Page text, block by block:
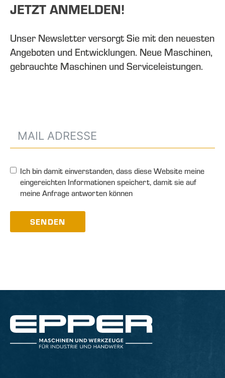
JETZT ANMELDEN!
Unser Newsletter versorgt Sie mit den neuesten
Angeboten und Entwicklungen. Neue Maschinen,
gebrauchte Maschinen und Serviceleistungen.
Ich bin damit einverstanden, dass diese Website meine
eingereichten Informationen speichert, damit sie auf
meine Anfrage antworten können
SENDEN